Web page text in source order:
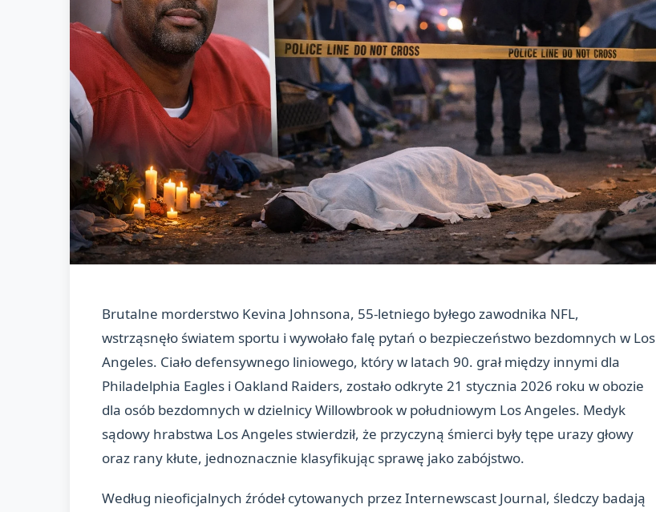
Brutalne morderstwo Kevina Johnsona, 55-letniego byłego zawodnika NFL,
wstrząsnęło światem sportu i wywołało falę pytań o bezpieczeństwo bezdomnych w Los
Angeles. Ciało defensywnego liniowego, który w latach 90. grał między innymi dla
Philadelphia Eagles i Oakland Raiders, zostało odkryte 21 stycznia 2026 roku w obozie
dla osób bezdomnych w dzielnicy Willowbrook w południowym Los Angeles. Medyk
sądowy hrabstwa Los Angeles stwierdził, że przyczyną śmierci były tępe urazy głowy
oraz rany kłute, jednoznacznie klasyfikując sprawę jako zabójstwo.
Według nieoficjalnych źródeł cytowanych przez Internewscast Journal, śledczy badają